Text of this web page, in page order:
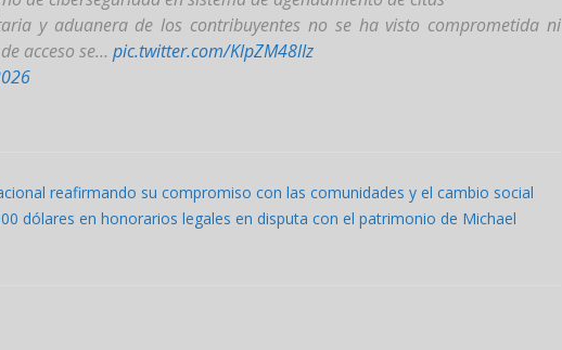
y aduanera de los contribuyentes no se ha visto comprometida ni
acceso se… pic.twitter.com/KlpZM48lIz
reafirmando su compromiso con las comunidades y el cambio social
dólares en honorarios legales en disputa con el patrimonio de Michael